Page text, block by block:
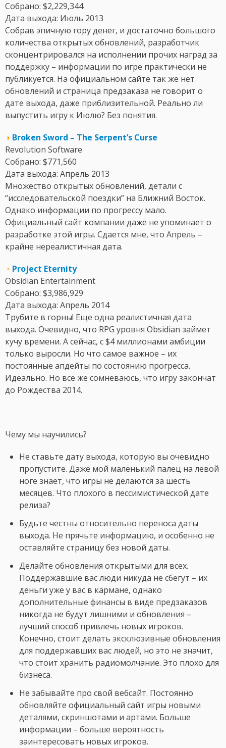
Собрано: $2,229,344
Дата выхода: Июль 2013
Собрав эпичную гору денег, и достаточно большого
количества открытых обновлений, разработчик
сконцентрировался на исполнении прочих наград за
поддержку – информации по игре практически не
публикуется. На официальном сайте так же нет
обновлений и страница предзаказа не говорит о
дате выхода, даже приблизительной. Реально ли
выпустить игру к Июлю? Без понятия.
◑ Broken Sword – The Serpent’s Curse
Revolution Software
Собрано: $771,560
Дата выхода: Апрель 2013
Множество открытых обновлений, детали с
“исследовательской поездки” на Ближний Восток.
Однако информации по прогрессу мало.
Официальный сайт компании даже не упоминает о
разработке этой игры. Сдается мне, что Апрель –
крайне нереалистичная дата.
◔ Project Eternity
Obsidian Entertainment
Собрано: $3,986,929
Дата выхода: Апрель 2014
Трубите в горны! Еще одна реалистичная дата
выхода. Очевидно, что RPG уровня Obsidian займет
кучу времени. А сейчас, с $4 миллионами амбиции
только выросли. Но что самое важное – их
постоянные апдейты по состоянию прогресса.
Идеально. Но все же сомневаюсь, что игру закончат
до Рождества 2014.
Чему мы научились?
Не ставьте дату выхода, которую вы очевидно
пропустите. Даже мой маленький палец на левой
ноге знает, что игры не делаются за шесть
месяцев. Что плохого в пессимистической дате
релиза?
Будьте честны относительно переноса даты
выхода. Не прячьте информацию, и особенно не
оставляйте страницу без новой даты.
Делайте обновления открытыми для всех.
Поддержавшие вас люди никуда не сбегут – их
деньги уже у вас в кармане, однако
дополнительные финансы в виде предзаказов
никогда не будут лишними и обновления –
лучший способ привлечь новых игроков.
Конечно, стоит делать эксклюзивные обновления
для поддержавших вас людей, но это не значит,
что стоит хранить радиомолчание. Это плохо для
бизнеса.
Не забывайте про свой вебсайт. Постоянно
обновляйте официальный сайт игры новыми
деталями, скриншотами и артами. Больше
информации – больше вероятность
заинтересовать новых игроков.